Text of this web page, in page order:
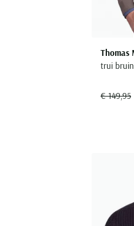
Thomas
trui
€ 149,95